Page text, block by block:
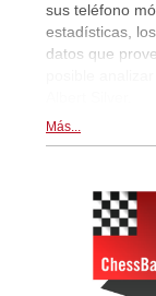
sus teléfono
estadísticas,
datos que
Más...